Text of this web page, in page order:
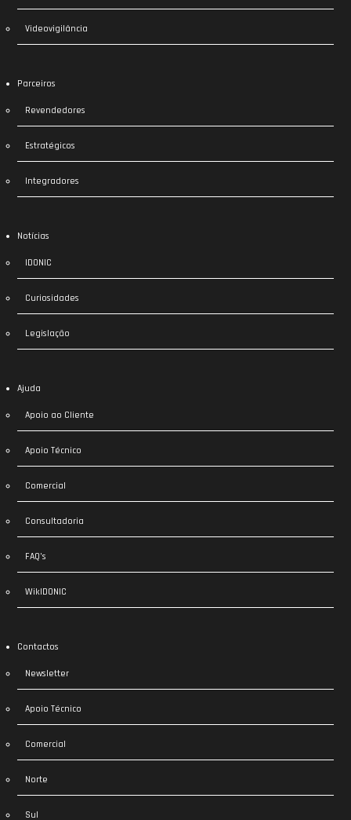
Videovigilância
Parceiros
Revendedores
Estratégicos
Integradores
Notícias
IDONIC
Curiosidades
Legislação
Ajuda
Apoio ao Cliente
Apoio Técnico
Comercial
Consultadoria
FAQ’s
WikIDONIC
Contactos
Newsletter
Apoio Técnico
Comercial
Norte
Sul